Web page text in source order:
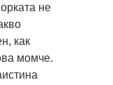
не
как
момче.